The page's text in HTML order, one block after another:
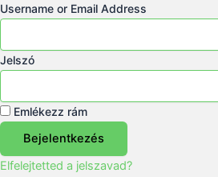
Username or Email Address
Jelszó
Emlékezz rám
Bejelentkezés
Elfelejtetted a jelszavad?